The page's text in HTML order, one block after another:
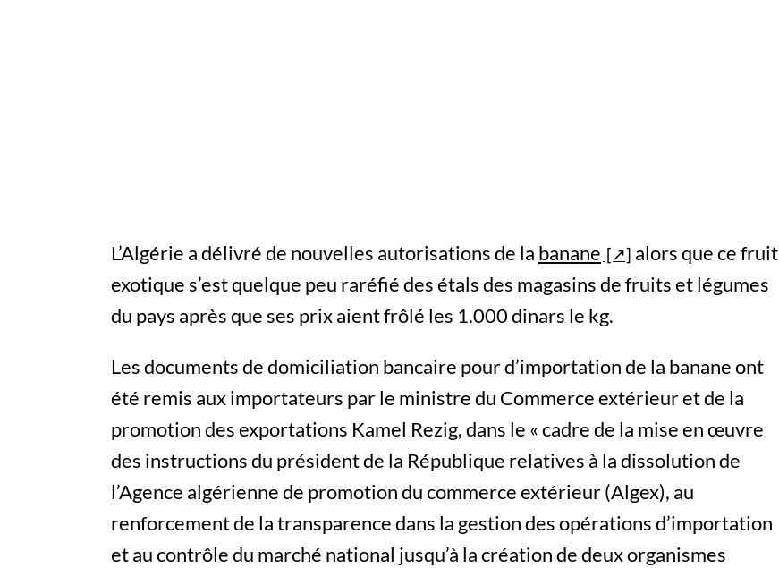
L’Algérie a délivré de nouvelles autorisations de la banane
alors que ce fruit
exotique s’est quelque peu raréfié des étals des magasins de fruits et légumes
du pays après que ses prix aient frôlé les 1.000 dinars le kg.
Les documents de domiciliation bancaire pour d’importation de la banane ont
été remis aux importateurs par le ministre du Commerce extérieur et de la
promotion des exportations Kamel Rezig, dans le « cadre de la mise en œuvre
des instructions du président de la République relatives à la dissolution de
l’Agence algérienne de promotion du commerce extérieur (Algex), au
renforcement de la transparence dans la gestion des opérations d’importation
et au contrôle du marché national jusqu’à la création de deux organismes